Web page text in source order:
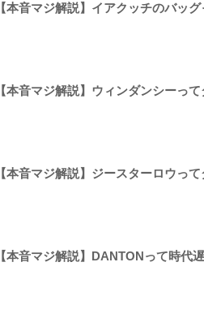
【本音マジ解説】イアクッチのバッ
【本音マジ解説】ウィンダンシーっ
【本音マジ解説】ジースターロウっ
【本音マジ解説】DANTONって時代